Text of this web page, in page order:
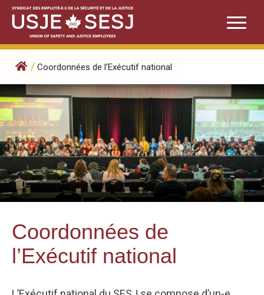
Skip
content
/ Coordonnées de l’Exécutif national
Coordonnées de
l’Exécutif national